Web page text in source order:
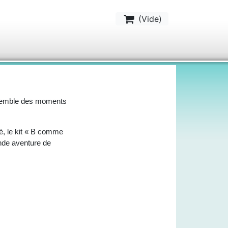
(Vide)
des moments
le kit « B comme
aventure de